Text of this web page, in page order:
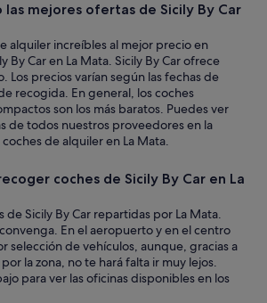
mejores ofertas de Sicily By Car
alquiler increíbles al mejor precio en
By Car en La Mata. Sicily By Car ofrece
Los precios varían según las fechas de
recogida. En general, los coches
son los más baratos. Puedes ver
de todos nuestros proveedores en la
de alquiler en La Mata.
coches de Sicily By Car en La
de Sicily By Car repartidas por La Mata.
En el aeropuerto y en el centro
selección de vehículos, aunque, gracias a
la zona, no te hará falta ir muy lejos.
para ver las oficinas disponibles en los